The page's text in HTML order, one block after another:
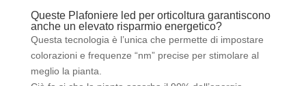
Queste Plafoniere led per orticoltura garantiscono
anche un elevato risparmio energetico?
Questa tecnologia è l’unica che permette di impostare
colorazioni e frequenze “nm” precise per stimolare al
meglio la pianta.